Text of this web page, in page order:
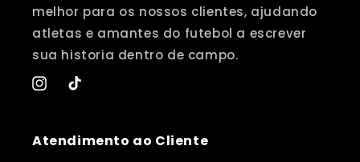
melhor para os nossos clientes, ajudando
atletas e amantes do futebol a escrever
sua historia dentro de campo.
Instagram
TikTok
Atendimento ao Cliente